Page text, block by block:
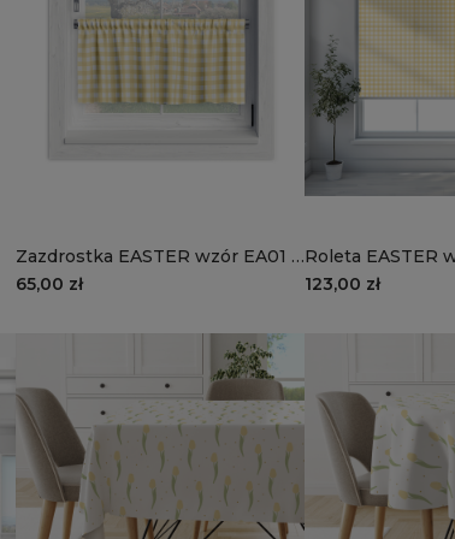
Zazdrostka EASTER wzór EA01 |
słoneczna kratka
65,00 zł
Roleta EASTER
wysokości 220
123,00 zł